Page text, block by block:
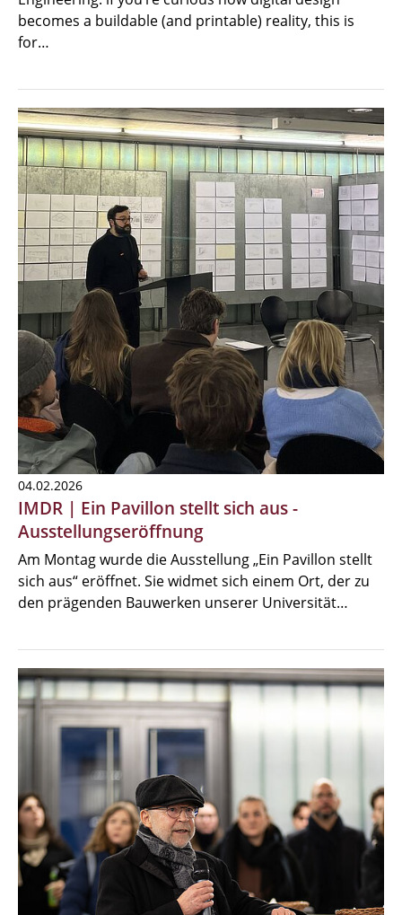
becomes a buildable (and printable) reality, this is
for…
04.02.2026
IMDR | Ein Pavillon stellt sich aus -
Ausstellungseröffnung
Am Montag wurde die Ausstellung „Ein Pavillon stellt
sich aus“ eröffnet. Sie widmet sich einem Ort, der zu
den prägenden Bauwerken unserer Universität…